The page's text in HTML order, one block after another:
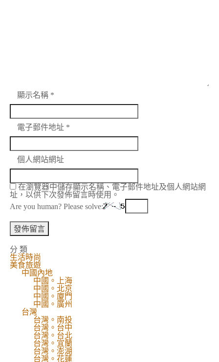
顯示名稱 *
電子郵件地址 *
個人網站網址
在瀏覽器中儲存顯示名稱、電子郵件地址及個人網站網
址，以供下次發佈留言時使用。
Are you human? Please solve:
分 類
生活時尚
美食旅遊
中國內地
中國。上海
中國。北京
中國。廈門
中國。廣州
台灣
台灣。南投
台灣。台中
台灣。台北
台灣。宜蘭
台灣。澎湖
台灣。花蓮